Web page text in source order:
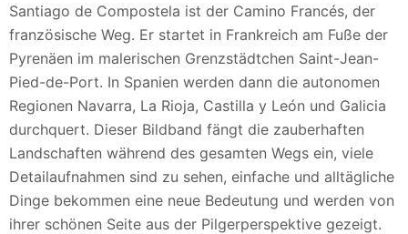
Santiago de Compostela ist der Camino Francés, der
französische Weg. Er startet in Frankreich am Fuße der
Pyrenäen im malerischen Grenzstädtchen Saint-Jean-
Pied-de-Port. In Spanien werden dann die autonomen
Regionen Navarra, La Rioja, Castilla y León und Galicia
durchquert. Dieser Bildband fängt die zauberhaften
Landschaften während des gesamten Wegs ein, viele
Detailaufnahmen sind zu sehen, einfache und alltägliche
Dinge bekommen eine neue Bedeutung und werden von
ihrer schönen Seite aus der Pilgerperspektive gezeigt.